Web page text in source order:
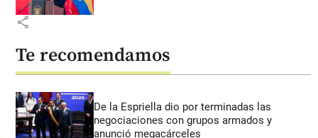
share
Te recomendamos
De la Espriella dio por terminadas las
negociaciones con grupos armados y
anunció megacárceles